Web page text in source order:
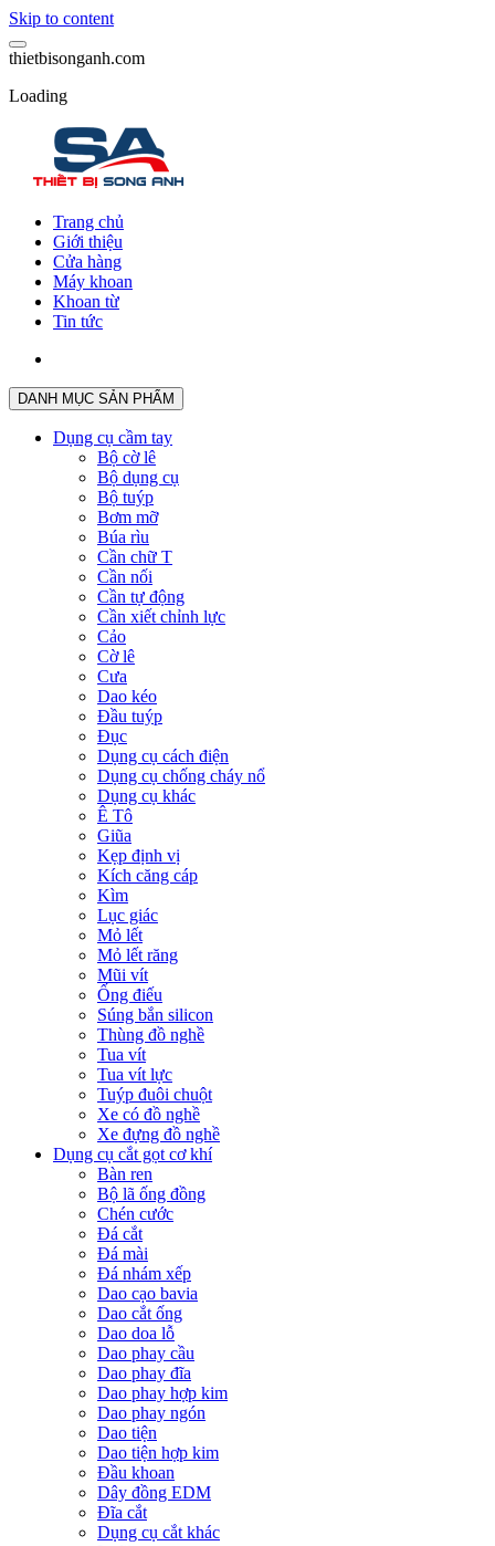
Skip to content
thietbisonganh.com
Loading
Trang chủ
Giới thiệu
Cửa hàng
Máy khoan
Khoan từ
Tin tức
DANH MỤC SẢN PHẨM
Dụng cụ cầm tay
Bộ cờ lê
Bộ dụng cụ
Bộ tuýp
Bơm mỡ
Búa rìu
Cần chữ T
Cần nối
Cần tự động
Cần xiết chỉnh lực
Cảo
Cờ lê
Cưa
Dao kéo
Đầu tuýp
Đục
Dụng cụ cách điện
Dụng cụ chống cháy nổ
Dụng cụ khác
Ê Tô
Giũa
Kẹp định vị
Kích căng cáp
Kìm
Lục giác
Mỏ lết
Mỏ lết răng
Mũi vít
Ống điếu
Súng bắn silicon
Thùng đồ nghề
Tua vít
Tua vít lực
Tuýp đuôi chuột
Xe có đồ nghề
Xe đựng đồ nghề
Dụng cụ cắt gọt cơ khí
Bàn ren
Bộ lã ống đồng
Chén cước
Đá cắt
Đá mài
Đá nhám xếp
Dao cạo bavia
Dao cắt ống
Dao doa lỗ
Dao phay cầu
Dao phay đĩa
Dao phay hợp kim
Dao phay ngón
Dao tiện
Dao tiện hợp kim
Đầu khoan
Dây đồng EDM
Đĩa cắt
Dụng cụ cắt khác